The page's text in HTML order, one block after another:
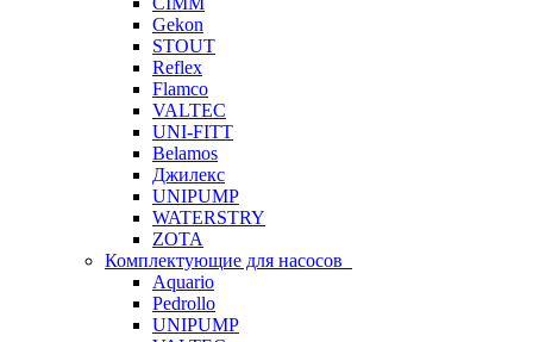
Gekon
STOUT
Reflex
Flamco
VALTEC
UNI-FITT
Belamos
Джилекс
UNIPUMP
WATERSTRY
ZOTA
Комплектующие для насосов
Aquario
Pedrollo
UNIPUMP